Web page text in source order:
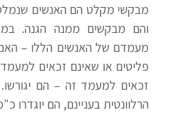
מבקשי מקלט הם האנשים
והם מבקשים ממנה הגנה.
מעמדם של האנשים הללו –
פליטים או שאינם זכאים
זכאים למעמד זה – הם
הרלוונטית בעניינם, הם